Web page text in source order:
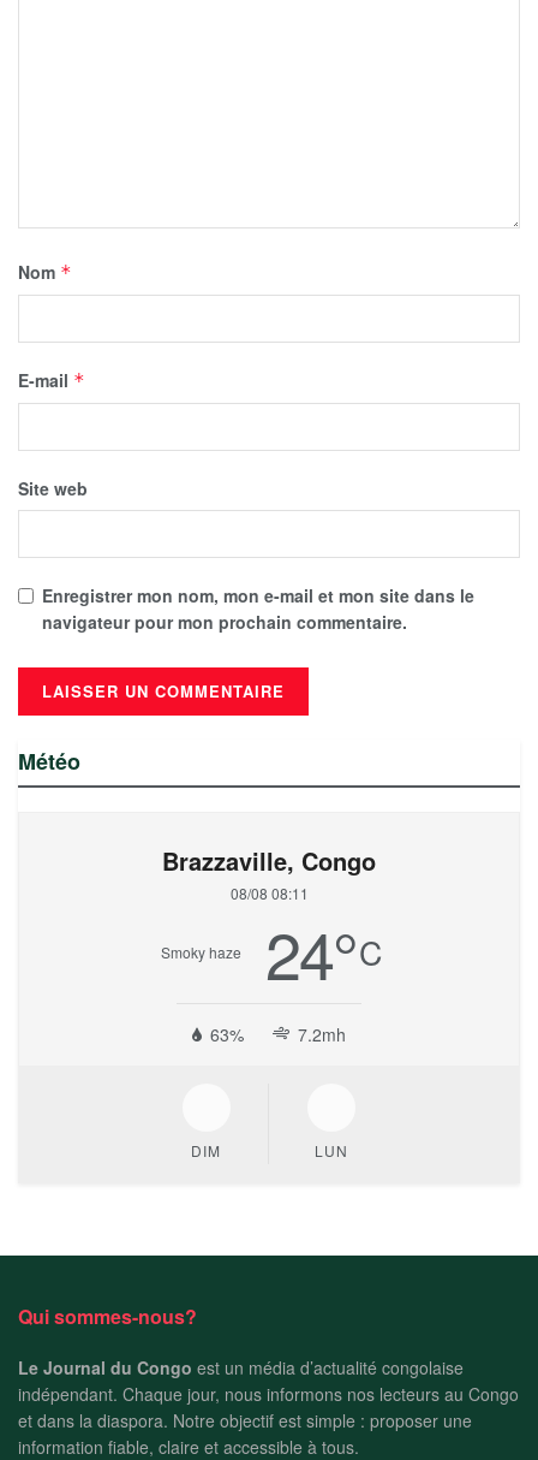
Nom *
E-mail *
Site web
Enregistrer mon nom, mon e-mail et mon site dans le
navigateur pour mon prochain commentaire.
Météo
Brazzaville, Congo
08/08 08:11
Smoky haze 24°C
63% 7.2mh
DIM LUN
Qui sommes-nous?
Le Journal du Congo est un média d’actualité congolaise
indépendant. Chaque jour, nous informons nos lecteurs au Congo
et dans la diaspora. Notre objectif est simple : proposer une
information fiable, claire et accessible à tous.